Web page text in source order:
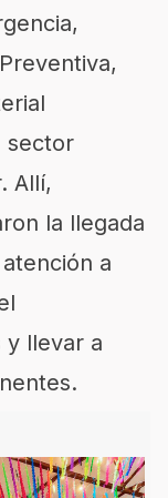
sector
Allí,
la llegada
a
y llevar a